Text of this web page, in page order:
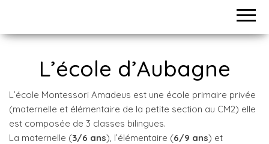
L’école d’Aubagne
L’école Montessori Amadeus est une école primaire privée
(maternelle et élémentaire de la petite section au CM2) elle
est composée de 3 classes bilingues.
La maternelle (3/6 ans), l’élémentaire (6/9 ans) et